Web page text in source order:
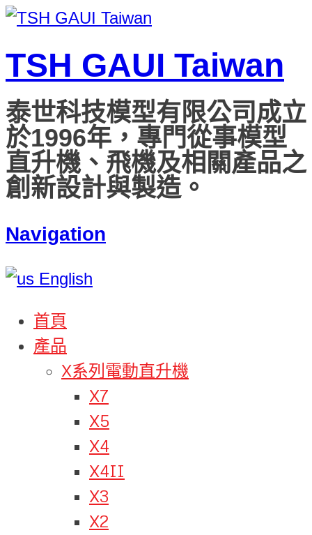
TSH GAUI Taiwan
泰世科技模型有限公司成立
於1996年，專門從事模型
直升機、飛機及相關產品之
創新設計與製造。
Navigation
English
首頁
產品
X系列電動直升機
X7
X5
X4
X4II
X3
X2